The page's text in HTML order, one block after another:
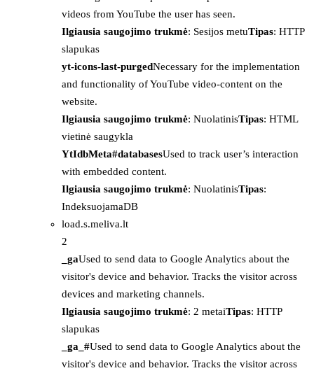
videos from YouTube the user has seen.
Ilgiausia saugojimo trukmė: Sesijos metuTipas: HTTP
slapukas
yt-icons-last-purgedNecessary for the implementation
and functionality of YouTube video-content on the
website.
Ilgiausia saugojimo trukmė: NuolatinisTipas: HTML
vietinė saugykla
YtIdbMeta#databasesUsed to track user’s interaction
with embedded content.
Ilgiausia saugojimo trukmė: NuolatinisTipas:
IndeksuojamaDB
load.s.meliva.lt
2
_gaUsed to send data to Google Analytics about the
visitor's device and behavior. Tracks the visitor across
devices and marketing channels.
Ilgiausia saugojimo trukmė: 2 metaiTipas: HTTP
slapukas
_ga_#Used to send data to Google Analytics about the
visitor's device and behavior. Tracks the visitor across